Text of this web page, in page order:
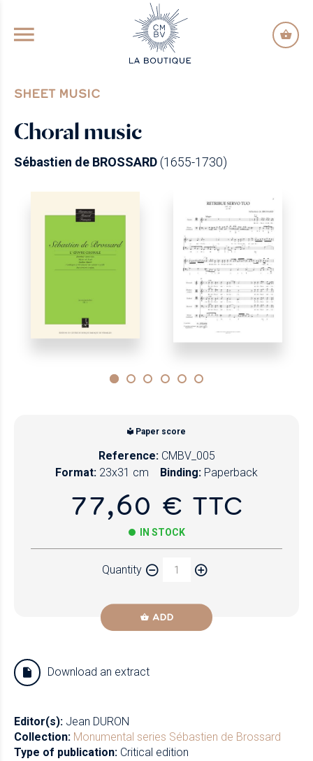
GO TO PRINCIPAL CONTENT
SHEET MUSIC
Choral music
Sébastien de BROSSARD(1655-1730)
Paper score
Reference: CMBV_005
Format: 23x31 cm Binding: Paperback
77,60 € TTC
IN STOCK
Quantity
ADD
Download an extract
Editor(s): Jean DURON
Collection: Monumental series Sébastien de Brossard
Type of publication: Critical edition